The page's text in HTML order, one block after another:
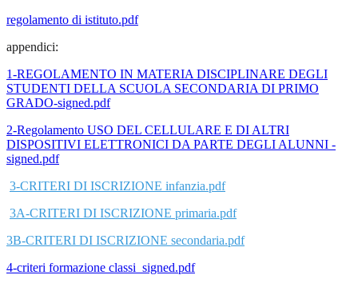
regolamento di istituto.pdf
appendici:
1-REGOLAMENTO IN MATERIA DISCIPLINARE DEGLI
STUDENTI DELLA SCUOLA SECONDARIA DI PRIMO
GRADO-signed.pdf
2-Regolamento USO DEL CELLULARE E DI ALTRI
DISPOSITIVI ELETTRONICI DA PARTE DEGLI ALUNNI -
signed.pdf
3-CRITERI DI ISCRIZIONE infanzia.pdf
3A-CRITERI DI ISCRIZIONE primaria.pdf
3B-CRITERI DI ISCRIZIONE secondaria.pdf
4-criteri formazione classi_signed.pdf